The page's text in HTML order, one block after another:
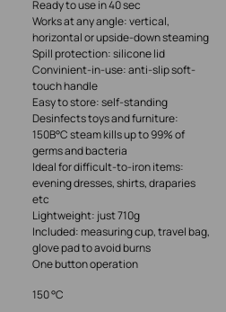
Ready to use in 40 sec
Works at any angle: vertical,
horizontal or upside-down steaming
Spill protection: silicone lid
Convinient-in-use: anti-slip soft-
touch handle
Easy to store: self-standing
Desinfects toys and furniture:
150В°C steam kills up to 99% of
germs and bacteria
Ideal for difficult-to-iron items:
evening dresses, shirts, draparies
etc
Lightweight: just 710g
Included: measuring cup, travel bag,
glove pad to avoid burns
One button operation
150 °C